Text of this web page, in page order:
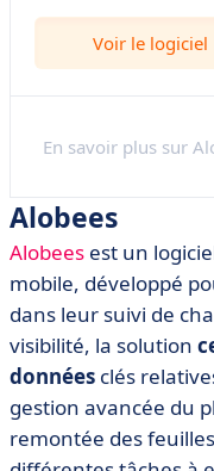
des ressources de
l'entreprise en temps
Prise en main
Intégration avec
systèmes existants :
ERP, etc
Gestion
conforme de toutes
variables paie BTP
Voir le logiciel
En savoir plus sur
Alobees
Alobees est un
mobile, développé
dans leur suivi de
visibilité, la solution
données clés
gestion avancée du
remontée des